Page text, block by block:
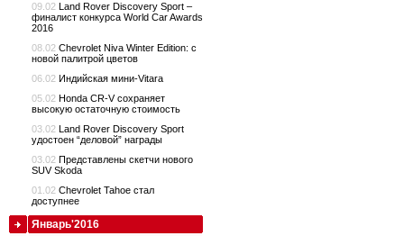
09.02 Land Rover Discovery Sport –
финалист конкурса World Car Awards
2016
08.02 Chevrolet Niva Winter Edition: с
новой палитрой цветов
06.02 Индийская мини-Vitara
05.02 Honda CR-V сохраняет
высокую остаточную стоимость
03.02 Land Rover Discovery Sport
удостоен “деловой” награды
03.02 Представлены скетчи нового
SUV Skoda
01.02 Chevrolet Tahoe стал
доступнее
Январь'2016